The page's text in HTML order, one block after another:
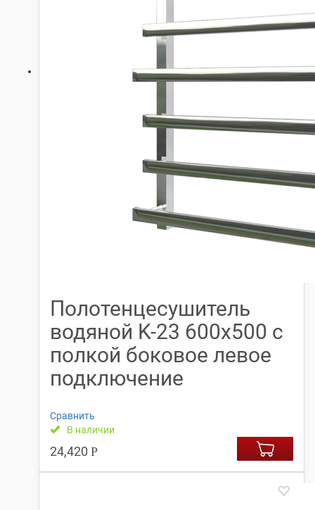
Полотенцесушитель
водяной K-23 600х500 с
полкой боковое левое
подключение
Сравнить
В наличии
24,420 Р